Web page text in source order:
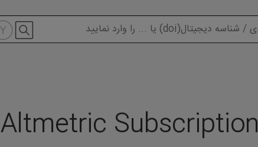
Altmetric Subscription